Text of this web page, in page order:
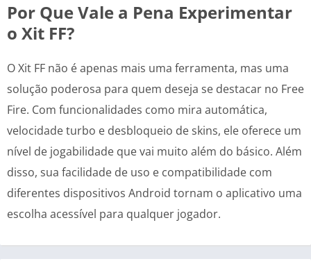
Por Que Vale a Pena Experimentar
o Xit FF?
O Xit FF não é apenas mais uma ferramenta, mas uma
solução poderosa para quem deseja se destacar no Free
Fire. Com funcionalidades como mira automática,
velocidade turbo e desbloqueio de skins, ele oferece um
nível de jogabilidade que vai muito além do básico. Além
disso, sua facilidade de uso e compatibilidade com
diferentes dispositivos Android tornam o aplicativo uma
escolha acessível para qualquer jogador.